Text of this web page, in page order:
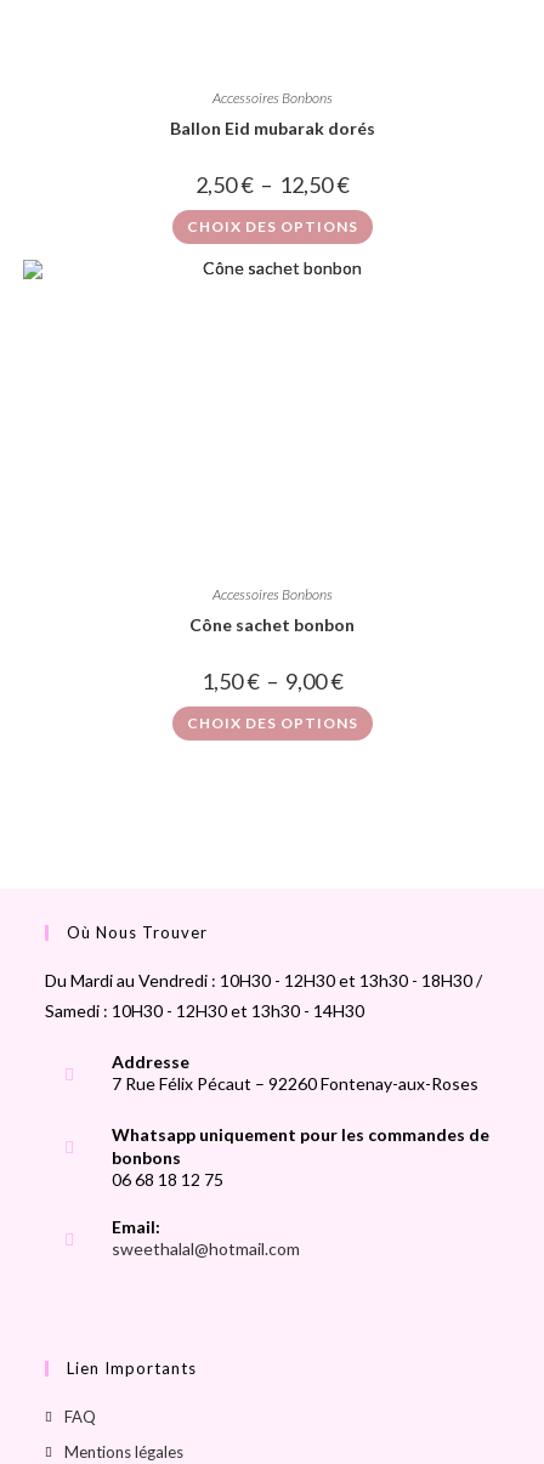
Accessoires Bonbons
Ballon Eid mubarak dorés
2,50€ – 12,50€
CHOIX DES OPTIONS
Accessoires Bonbons
Cône sachet bonbon
1,50€ – 9,00€
CHOIX DES OPTIONS
Où Nous Trouver
Du Mardi au Vendredi : 10H30 - 12H30 et 13h30 - 18H30 /
Samedi : 10H30 - 12H30 et 13h30 - 14H30
Addresse
7 Rue Félix Pécaut – 92260 Fontenay-aux-Roses
Whatsapp uniquement pour les commandes de
bonbons
06 68 18 12 75
Email:
sweethalal@hotmail.com
Lien Importants
FAQ
Mentions légales